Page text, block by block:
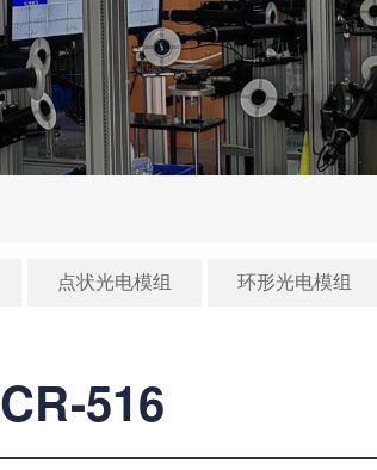
点状光电模组 环形光电模组
CR-516